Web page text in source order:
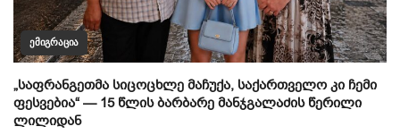
ᲔᲛᲘᲒᲠᲐᲪᲘᲐ
„საფრანგეთმა სიცოცხლე მაჩუქა, საქართველო კი ჩემი
ფესვებია“ — 15 წლის ბარბარე მანჯგალაძის წერილი
ლილიდან